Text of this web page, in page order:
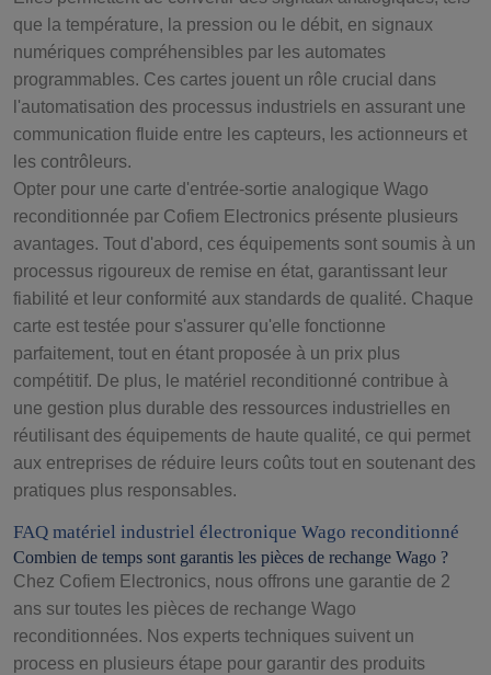
que la température, la pression ou le débit, en signaux
numériques compréhensibles par les automates
programmables. Ces cartes jouent un rôle crucial dans
l'automatisation des processus industriels en assurant une
communication fluide entre les capteurs, les actionneurs et
les contrôleurs.
Opter pour une carte d'entrée-sortie analogique Wago
reconditionnée par Cofiem Electronics présente plusieurs
avantages. Tout d'abord, ces équipements sont soumis à un
processus rigoureux de remise en état, garantissant leur
fiabilité et leur conformité aux standards de qualité. Chaque
carte est testée pour s'assurer qu'elle fonctionne
parfaitement, tout en étant proposée à un prix plus
compétitif. De plus, le matériel reconditionné contribue à
une gestion plus durable des ressources industrielles en
réutilisant des équipements de haute qualité, ce qui permet
aux entreprises de réduire leurs coûts tout en soutenant des
pratiques plus responsables.
FAQ matériel industriel électronique Wago reconditionné
Combien de temps sont garantis les pièces de rechange Wago ?
Chez Cofiem Electronics, nous offrons une garantie de 2
ans sur toutes les pièces de rechange Wago
reconditionnées. Nos experts techniques suivent un
process en plusieurs étape pour garantir des produits